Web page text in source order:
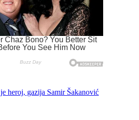
heroj, gazija Samir Šakanović